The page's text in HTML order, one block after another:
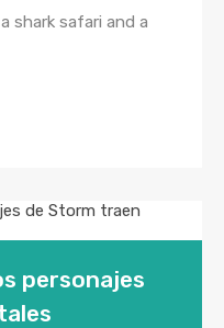
shark safari and a
personajes